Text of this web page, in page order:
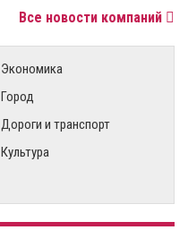
Все новости компаний
Экономика
Город
Дороги и транспорт
Культура